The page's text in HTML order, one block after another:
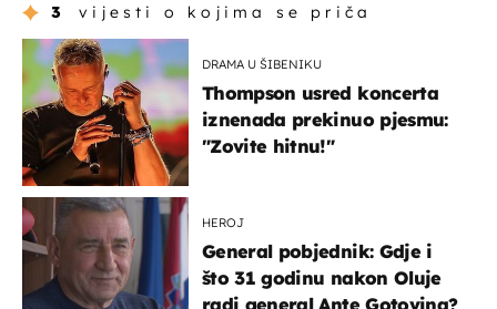
3 vijesti o kojima se priča
DRAMA U ŠIBENIKU
Thompson usred koncerta
iznenada prekinuo pjesmu:
"Zovite hitnu!"
HEROJ
General pobjednik: Gdje i
što 31 godinu nakon Oluje
radi general Ante Gotovina?